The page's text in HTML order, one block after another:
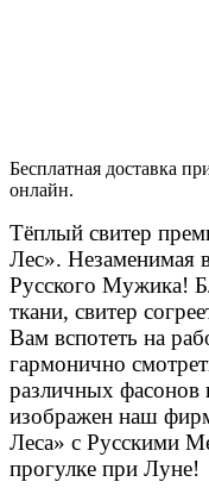
Бесплатная доставка
онлайн.
Тёплый свитер
Лес». Незаменимая
Русского Мужика!
ткани, свитер
Вам вспотеть на
гармонично
различных фасонов
изображен наш
Леса» с Русскими
прогулке при Луне!